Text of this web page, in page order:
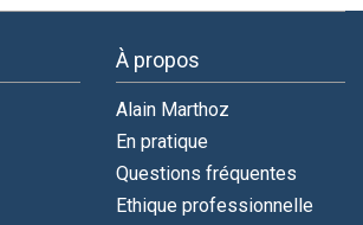
À propos
Alain Marthoz
En pratique
Questions fréquentes
Ethique professionnelle